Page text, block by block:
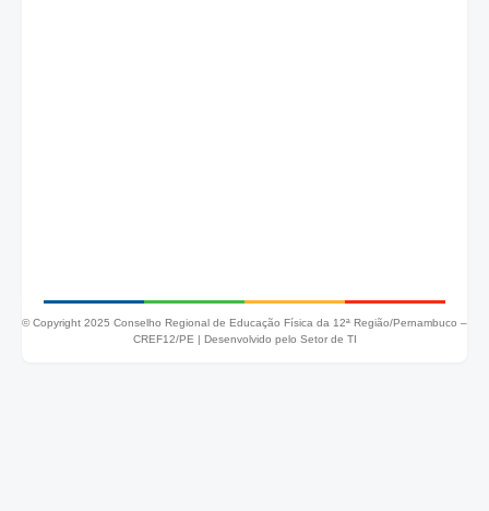
© Copyright 2025 Conselho Regional de Educação Física da 12ª Região/Pernambuco –
CREF12/PE | Desenvolvido pelo Setor de TI